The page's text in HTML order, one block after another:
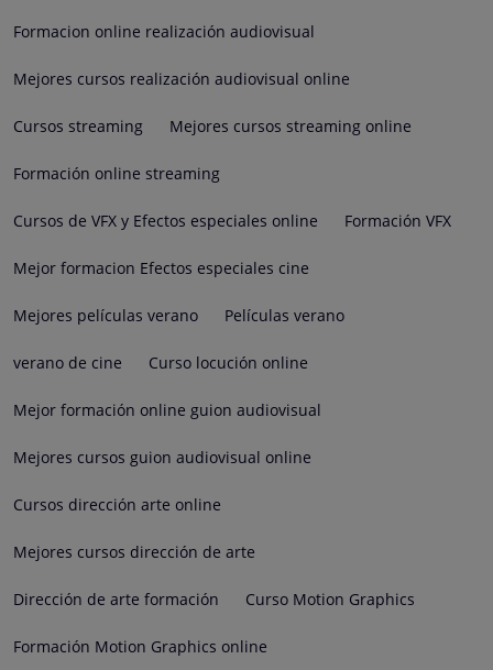
Formacion online realización audiovisual
Mejores cursos realización audiovisual online
Cursos streaming Mejores cursos streaming online
Formación online streaming
Cursos de VFX y Efectos especiales online Formación VFX
Mejor formacion Efectos especiales cine
Mejores películas verano Películas verano
verano de cine Curso locución online
Mejor formación online guion audiovisual
Mejores cursos guion audiovisual online
Cursos dirección arte online
Mejores cursos dirección de arte
Dirección de arte formación Curso Motion Graphics
Formación Motion Graphics online